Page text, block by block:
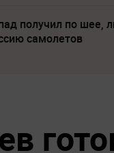
получил по шее,
самолетов